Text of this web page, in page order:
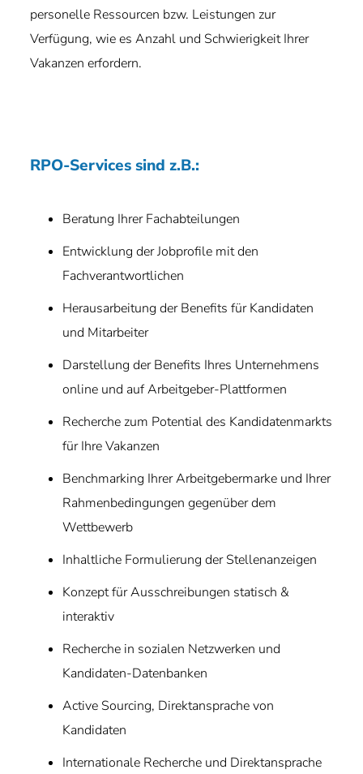
personelle Ressourcen bzw. Leistungen zur
Verfügung, wie es Anzahl und Schwierigkeit Ihrer
Vakanzen erfordern.
RPO-Services sind z.B.:
Beratung Ihrer Fachabteilungen
Entwicklung der Jobprofile mit den
Fachverantwortlichen
Herausarbeitung der Benefits für Kandidaten
und Mitarbeiter
Darstellung der Benefits Ihres Unternehmens
online und auf Arbeitgeber-Plattformen
Recherche zum Potential des Kandidatenmarkts
für Ihre Vakanzen
Benchmarking Ihrer Arbeitgebermarke und Ihrer
Rahmenbedingungen gegenüber dem
Wettbewerb
Inhaltliche Formulierung der Stellenanzeigen
Konzept für Ausschreibungen statisch &
interaktiv
Recherche in sozialen Netzwerken und
Kandidaten-Datenbanken
Active Sourcing, Direktansprache von
Kandidaten
Internationale Recherche und Direktansprache